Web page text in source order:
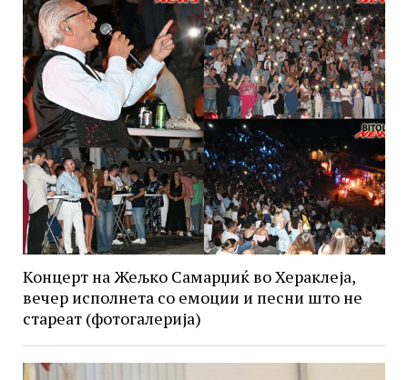
Концерт на Жељко Самарџиќ во Хераклеја,
вечер исполнета со емоции и песни што не
стареат (фотогалерија)